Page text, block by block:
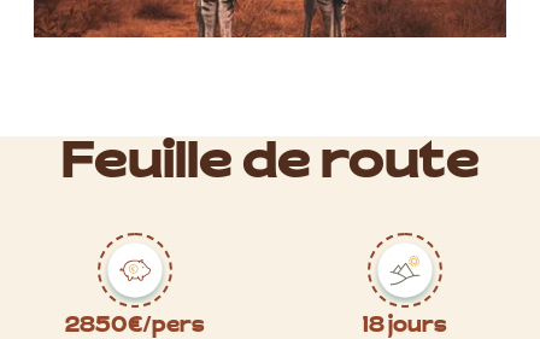
Feuille de route
2850€/pers 18 jours